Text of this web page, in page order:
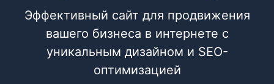
Эффективный сайт для продвижения
вашего бизнеса в интернете с
уникальным дизайном и SEO-
оптимизацией